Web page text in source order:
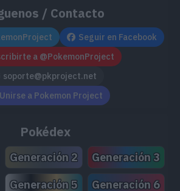
/ Contacto
Seguir en Facebook
a @PokemonProject
soporte@pkproject.net
Unirse a Pokemon Project
Pokédex
Generación 2
Generación 3
Generación 5 Generación 6